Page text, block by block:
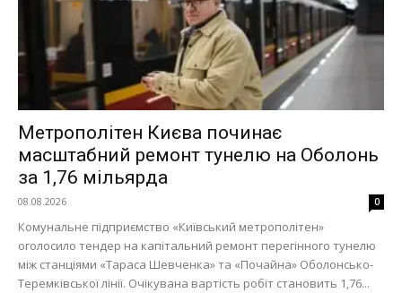
Меню
Україна
Політика
Світ
Технології
Війна
Метрополітен Києва починає
масштабний ремонт тунелю на Оболонь
за 1,76 мільярда
08.08.2026 0
Комунальне підприємство «Київський метрополітен»
оголосило тендер на капітальний ремонт перегінного тунелю
між станціями «Тараса Шевченка» та «Почайна» Оболонсько-
Теремківської лінії. Очікувана вартість робіт становить 1,76...